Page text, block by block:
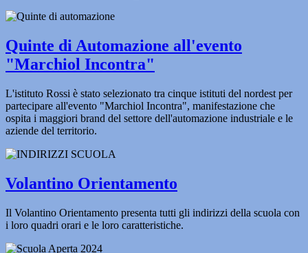
Quinte di Automazione all'evento
"Marchiol Incontra"
L'istituto Rossi è stato selezionato tra cinque istituti del nordest per
partecipare all'evento "Marchiol Incontra", manifestazione che
ospita i maggiori brand del settore dell'automazione industriale e le
aziende del territorio.
Volantino Orientamento
Il Volantino Orientamento presenta tutti gli indirizzi della scuola con
i loro quadri orari e le loro caratteristiche.